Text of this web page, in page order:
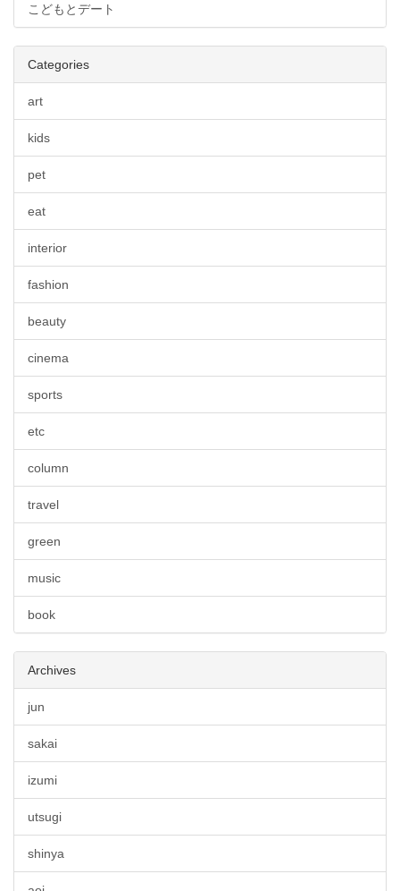
こどもとデート
Categories
art
kids
pet
eat
interior
fashion
beauty
cinema
sports
etc
column
travel
green
music
book
Archives
jun
sakai
izumi
utsugi
shinya